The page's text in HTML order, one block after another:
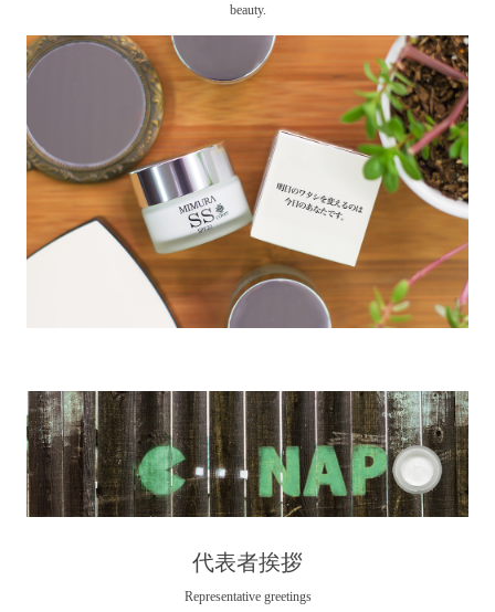
beauty.
代表者挨拶
Representative greetings